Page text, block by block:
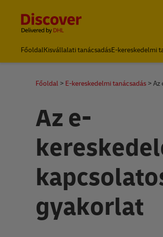
FőoldalKisvállalati tanácsadásE-kereskedelmi
Főoldal E-kereskedelmi tanácsadás Az
Az e-
gyakorlat